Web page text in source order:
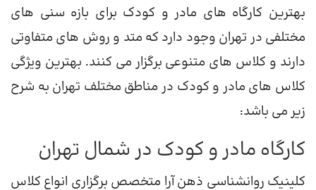
بهترین کارگاه های مادر و کودک برای بازه سنی های
مختلفی در تهران وجود دارد که متد و روش های متفاوتی
دارند و کلاس های متنوعی برگزار می کنند. بهترین ویژگی
کلاس های مادر و کودک در مناطق مختلف تهران به شرح
زیر می باشد:
کارگاه مادر و کودک در شمال تهران
کلینیک روانشناسی ذهن آرا متخصص برگزاری انواع کلاس